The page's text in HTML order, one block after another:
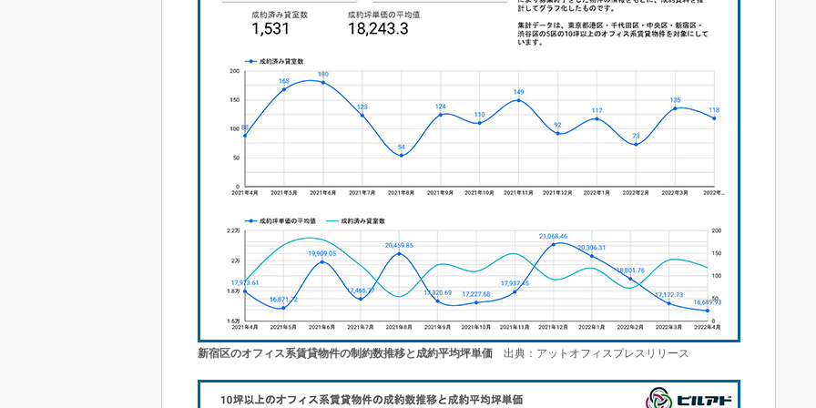
新宿区のオフィス系賃貸物件の制約数推移と成約平均坪単価出典：アットオフィスプレスリリース